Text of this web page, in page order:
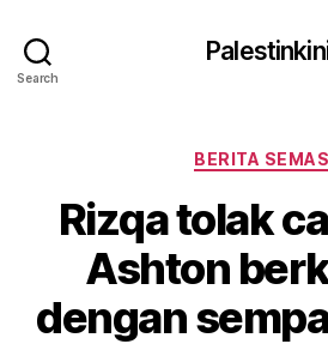
Search
BERITA
Rizqa tolak
Ashton
dengan